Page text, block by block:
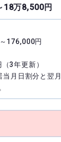
18万8,500円
176,000円
3年更新）
当月日割分と翌